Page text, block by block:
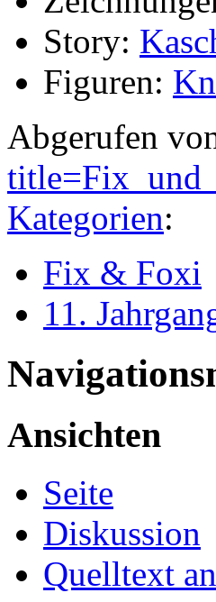
Story:
Figuren:
Abgerufen
Kategorien:
Fix & Foxi
11.
Ansichten
Seite
Diskussion
Quelltext